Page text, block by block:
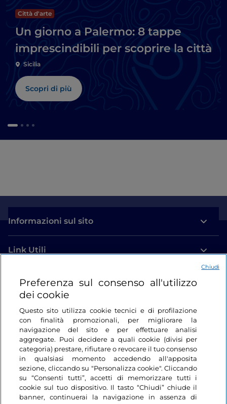
Città d'arte
Un giorno a Palermo: 8 tappe
imprescindibili per scoprire la città
Sicilia
Scopri di più
Informazioni sul sito
Link Utili
Login
Restiamo in contatto
Preferenza sul consenso all'utilizzo
dei cookie
Questo sito utilizza cookie tecnici e di profilazione
con finalità promozionali, per migliorare la
navigazione del sito e per effettuare analisi
aggregate. Puoi decidere a quali cookie (divisi per
categoria) prestare, rifiutare o revocare il tuo consenso
in qualsiasi momento accedendo all'apposita
sezione, cliccando su "Personalizza cookie". Cliccando
su “Consenti tutti”, accetti di memorizzare tutti i
cookie sul tuo dispositivo. Il tasto “Chiudi” chiude il
banner, continuerai la navigazione in assenza di
Chiudi